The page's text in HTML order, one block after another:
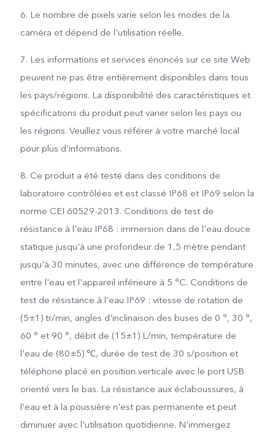
6. Le nombre de pixels varie selon les modes de la
caméra et dépend de l'utilisation réelle.
7. Les informations et services énoncés sur ce site Web
peuvent ne pas être entièrement disponibles dans tous
les pays/régions. La disponibilité des caractéristiques et
spécifications du produit peut varier selon les pays ou
les régions. Veuillez vous référer à votre marché local
pour plus d'informations.
8. Ce produit a été testé dans des conditions de
laboratoire contrôlées et est classé IP68 et IP69 selon la
norme CEI 60529-2013. Conditions de test de
résistance à l'eau IP68 : immersion dans de l'eau douce
statique jusqu'à une profondeur de 1,5 mètre pendant
jusqu'à 30 minutes, avec une différence de température
entre l'eau et l'appareil inférieure à 5 °C. Conditions de
test de résistance à l'eau IP69 : vitesse de rotation de
(5±1) tr/min, angles d'inclinaison des buses de 0 °, 30 °,
60 ° et 90 °, débit de (15±1) L/min, température de
l'eau de (80±5) ℃, durée de test de 30 s/position et
téléphone placé en position verticale avec le port USB
orienté vers le bas. La résistance aux éclaboussures, à
l'eau et à la poussière n'est pas permanente et peut
diminuer avec l'utilisation quotidienne. N'immergez